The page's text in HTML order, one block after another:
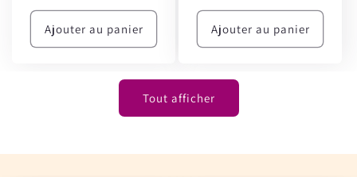
Ajouter au panier
habituel
Ajouter au panier
Tout afficher